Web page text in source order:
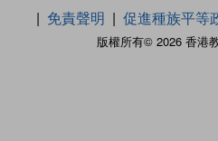
版權所有© 2026 香港
免責聲明
促進種族平等